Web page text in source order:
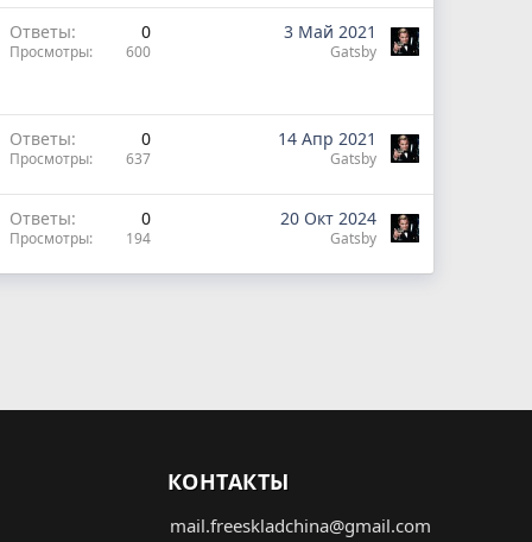
Ответы 0
Просмотры 600
3 Май 2021
Gatsby
Ответы 0
Просмотры 637
14 Апр 2021
Gatsby
Ответы 0
Просмотры 194
20 Окт 2024
Gatsby
КОНТАКТЫ
mail.freeskladchina@gmail.com